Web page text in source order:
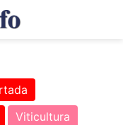
Viticultura